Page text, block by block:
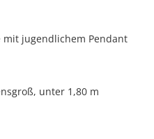
mit jugendlichem Pendant
unter 1,80 m